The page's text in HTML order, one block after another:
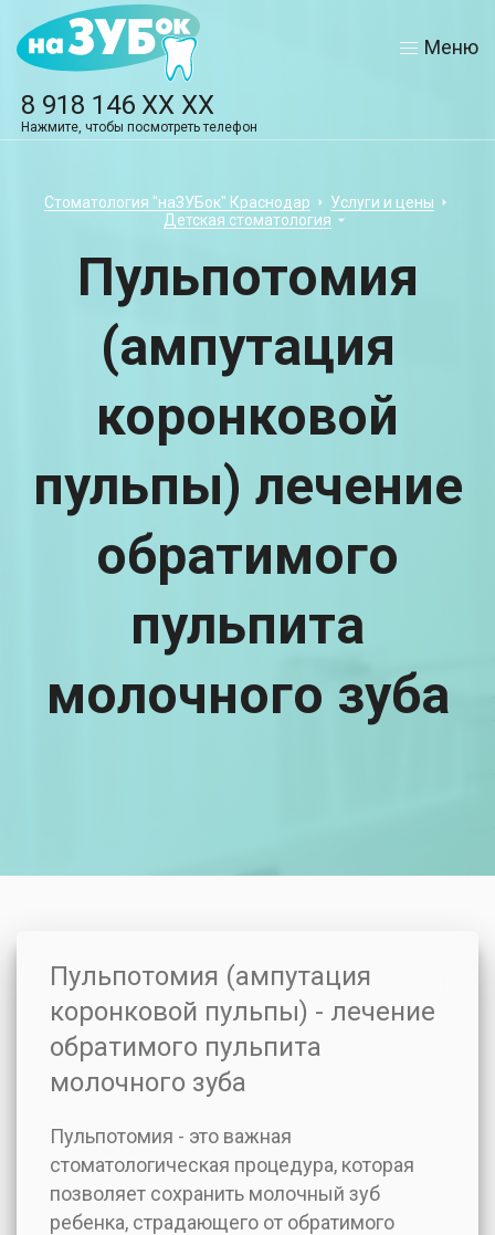
Меню
8 918 146 XX XX
Нажмите, чтобы посмотреть телефон
Стоматология "наЗУБок" Краснодар
Услуги и цены
Детская стоматология
Пульпотомия
(ампутация
коронковой
пульпы) лечение
обратимого
пульпита
молочного зуба
Пульпотомия (ампутация
коронковой пульпы) - лечение
обратимого пульпита
молочного зуба
Пульпотомия - это важная
стоматологическая процедура, которая
позволяет сохранить молочный зуб
ребенка, страдающего от обратимого